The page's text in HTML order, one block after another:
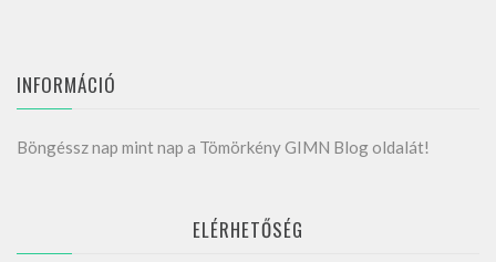
INFORMÁCIÓ
Böngéssz nap mint nap a Tömörkény GIMN Blog oldalát!
ELÉRHETŐSÉG